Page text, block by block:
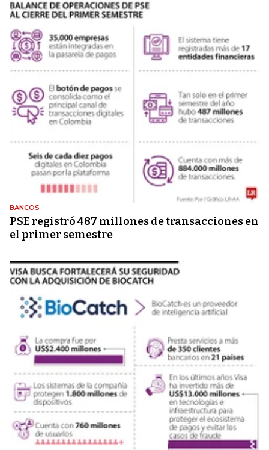
BANCOS
PSE registró 487 millones de transacciones en
el primer semestre